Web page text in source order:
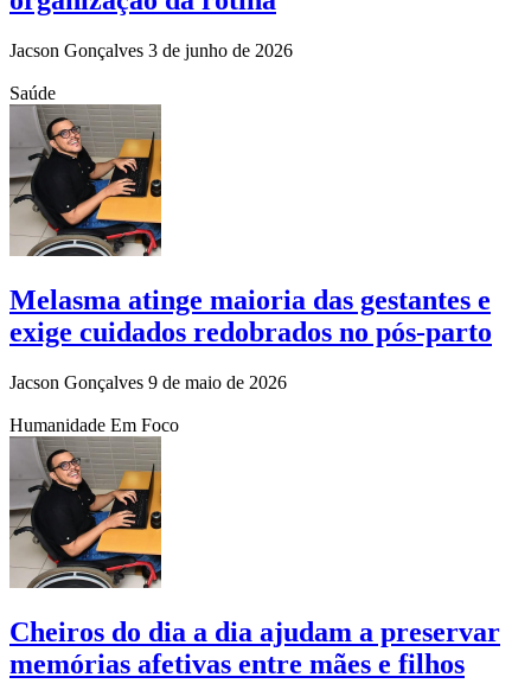
Jacson Gonçalves 3 de junho de 2026
Saúde
Melasma atinge maioria das gestantes e
exige cuidados redobrados no pós-parto
Jacson Gonçalves 9 de maio de 2026
Humanidade Em Foco
Cheiros do dia a dia ajudam a preservar
memórias afetivas entre mães e filhos